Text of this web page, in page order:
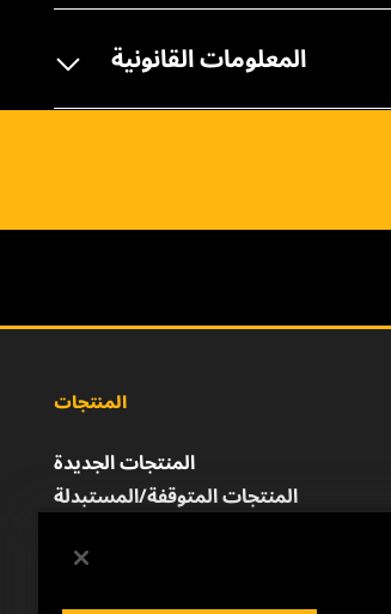
المعلومات القانونية
المنتجات
المنتجات الجديدة
المنتجات المتوقفة/المستبدلة